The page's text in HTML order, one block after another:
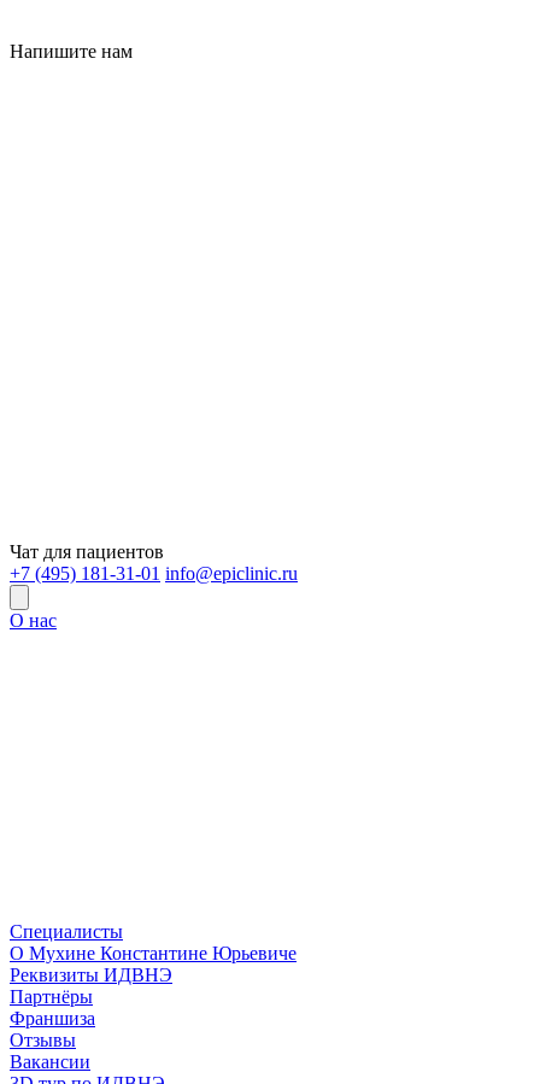
Напишите нам
Чат для пациентов
+7 (495) 181-31-01 info@epiclinic.ru
О нас
Специалисты
О Мухине Константине Юрьевиче
Реквизиты ИДВНЭ
Партнёры
Франшиза
Отзывы
Вакансии